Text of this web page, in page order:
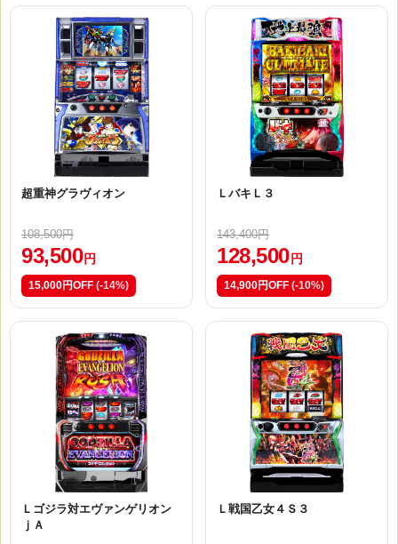
超重神グラヴィオン
108,500円
93,500円
15,000円OFF (-14%)
ＬバキＬ３
143,400円
128,500円
14,900円OFF (-10%)
Ｌゴジラ対エヴァンゲリオン
ｊＡ
Ｌ戦国乙女４Ｓ３